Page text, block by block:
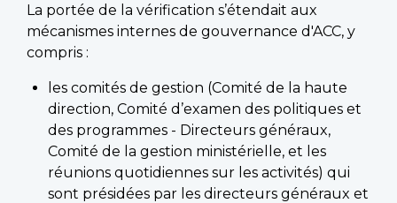
La portée de la vérification s’étendait aux
mécanismes internes de gouvernance d'ACC, y
compris :
les comités de gestion (Comité de la haute
direction, Comité d’examen des politiques et
des programmes - Directeurs généraux,
Comité de la gestion ministérielle, et les
réunions quotidiennes sur les activités) qui
sont présidées par les directeurs généraux et